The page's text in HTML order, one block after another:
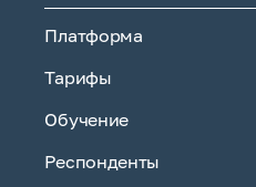
Платформа
Тарифы
Обучение
Респонденты